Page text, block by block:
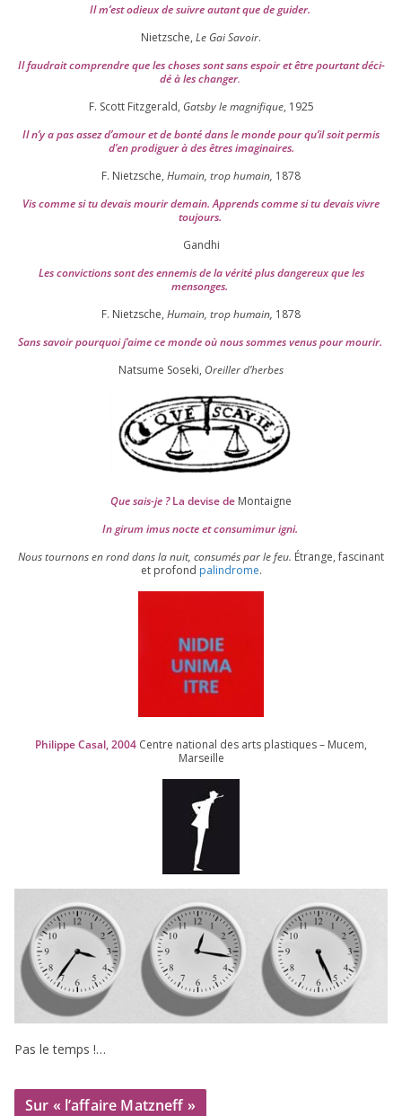
Il m’est odieux de suivre autant que de gui­der.
Nietzsche, Le Gai Savoir.
Il fau­drait com­prendre que les choses sont sans espoir et être pour­tant déci­
dé à les chan­ger.
F. Scott Fitzgerald, Gatsby le magni­fique, 1925
Il n’y a pas assez d’a­mour et de bon­té dans le monde pour qu’il soit per­mis
d’en pro­di­guer à des êtres imaginaires.
F. Nietzsche, Humain, trop humain, 1878
Vis comme si tu devais mou­rir demain. Apprends comme si tu devais vivre
toujours.
Gandhi
Les convic­tions sont des enne­mis de la véri­té plus dan­ge­reux que les
mensonges.
F. Nietzsche, Humain, trop humain, 1878
Sans savoir pour­quoi j’aime ce monde où nous sommes venus pour mourir.
Natsume Soseki, Oreiller d’herbes
Que sais-je ?La devise de Montaigne
In girum imus nocte et consu­mi­mur igni.
Nous tour­nons en rond dans la nuit, consu­més par le feu. Étrange, fas­ci­nant
et pro­fond palin­drome.
Philippe Casal,2004 Centre natio­nal des arts plas­tiques – Mucem,
Marseille
Pas le temps !…
Sur « l’affaire Matzneff »